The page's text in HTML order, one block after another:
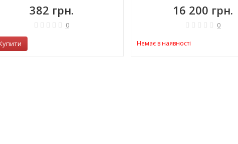
382 грн.
0
16 200 грн.
0
Немає в наявності